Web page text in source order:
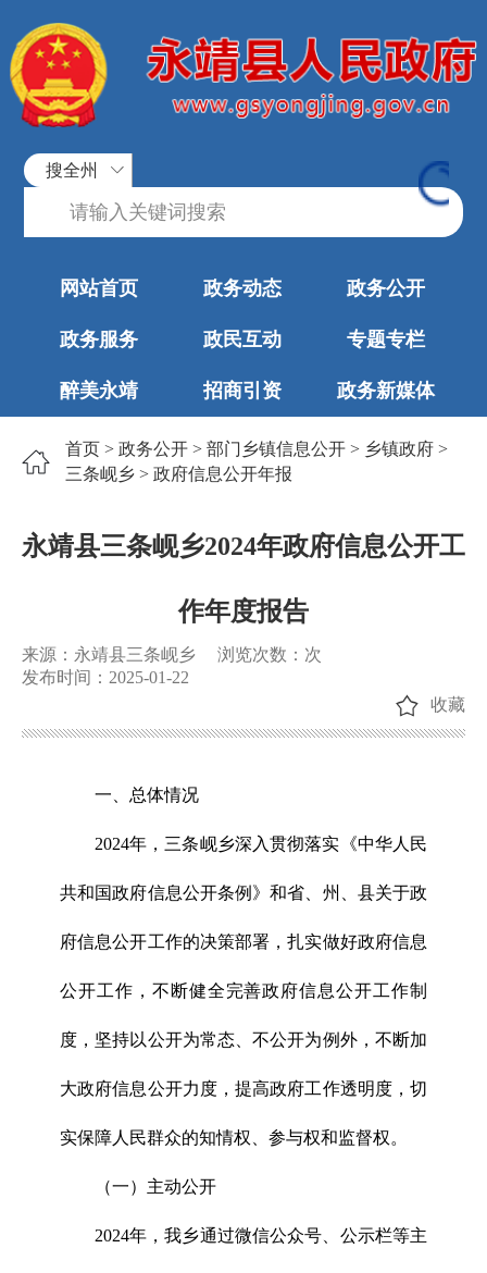
搜全州
网站首页 政务动态 政务公开
政务服务 政民互动 专题专栏
醉美永靖 招商引资 政务新媒体
首页 > 政务公开 > 部门乡镇信息公开 > 乡镇政府 >
三条岘乡 > 政府信息公开年报
永靖县三条岘乡2024年政府信息公开工
作年度报告
来源：永靖县三条岘乡 浏览次数： 次
发布时间：2025-01-22
收藏
一、总体情况
2024年，三条岘乡深入贯彻落实《中华人民
共和国政府信息公开条例》和省、州、县关于政
府信息公开工作的决策部署，扎实做好政府信息
公开工作，不断健全完善政府信息公开工作制
度，坚持以公开为常态、不公开为例外，不断加
大政府信息公开力度，提高政府工作透明度，切
实保障人民群众的知情权、参与权和监督权。
（一）主动公开
2024年，我乡通过微信公众号、公示栏等主